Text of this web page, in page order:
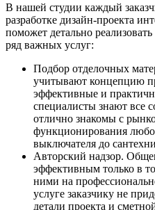
В нашей студии каждый
разработке дизайн-проекта
поможет детально
ряд важных услуг:
Подбор отделочных
учитывают концепцию
эффективные и
специалисты знают все
отлично знакомы с
функционирования
выключателя до
Авторский надзор.
эффективным только в
ними на
услуге заказчику не
детали проекта и